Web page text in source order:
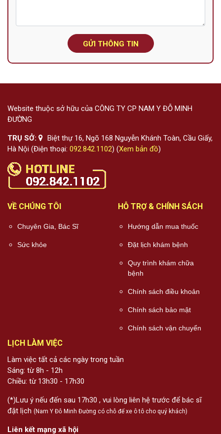
GỬI THÔNG TIN
Website thuộc sở hữu của CÔNG TY CP NAM Y ĐỖ MINH
ĐƯỜNG
TRỤ SỞ:
Biệt thự 16, Ngõ 168 Nguyễn Khánh Toàn, Cầu Giấy,
Hà Nội (Điện thoại: 092.842.1102) (Xem bản đồ)
VỀ CHÚNG TÔI
Chuyên Gia, Bác Sĩ
Sức khỏe
HỖ TRỢ & CHÍNH SÁCH
Hướng dẫn mua thuốc
Đặt lịch khám bệnh
Quy trình khám chữa
bệnh
Chính sách điều khoản
Chính sách bảo mật
Chính sách vận chuyển
LỊCH LÀM VIỆC
Làm việc tất cả các ngày trong tuần
Sáng: từ 8h - 12h
Chiều: từ 13h30 - 17h30
(*)Lưu ý nếu đến sau 17h30 , vui lòng liên hệ trước để bác sĩ
đặt lịch (Nam Y Đỗ Minh Đường có chỗ để xe ô tô cho quý khách)
Liên kết mạng xã hội